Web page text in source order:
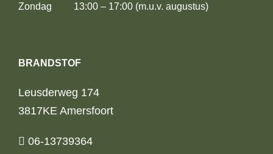
Zondag 13:00 – 17:00 (m.u.v. augustus)
BRANDSTOF
Leusderweg 174
3817KE Amersfoort
06-13739364